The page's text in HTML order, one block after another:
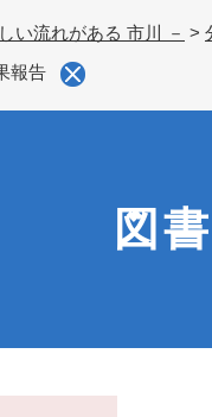
流れがある 市川 － >
報告
図